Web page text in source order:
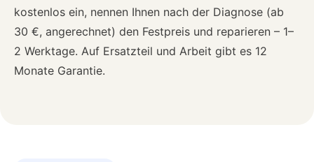
kostenlos ein, nennen Ihnen nach der Diagnose (ab
30 €, angerechnet) den Festpreis und reparieren – 1–
2 Werktage. Auf Ersatzteil und Arbeit gibt es 12
Monate Garantie.